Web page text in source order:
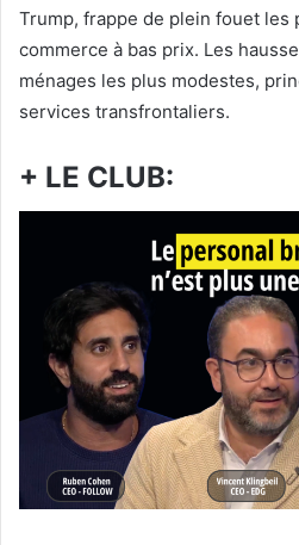
Trump, frappe de plein fouet les
commerce à bas prix. Les
ménages les plus modestes,
services transfrontaliers.
+ LE CLUB: